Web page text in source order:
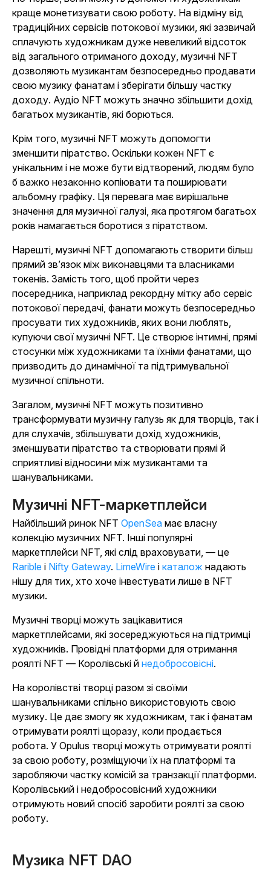
краще монетизувати свою роботу. На відміну від
традиційних сервісів потокової музики, які зазвичай
сплачують художникам дуже невеликий відсоток
від загального отриманого доходу, музичні NFT
дозволяють музикантам безпосередньо продавати
свою музику фанатам і зберігати більшу частку
доходу. Аудіо NFT можуть значно збільшити дохід
багатьох музикантів, які борються.
Крім того, музичні NFT можуть допомогти
зменшити піратство. Оскільки кожен NFT є
унікальним і не може бути відтворений, людям було
б важко незаконно копіювати та поширювати
альбомну графіку. Ця перевага має вирішальне
значення для музичної галузі, яка протягом багатьох
років намагається боротися з піратством.
Нарешті, музичні NFT допомагають створити більш
прямий зв’язок між виконавцями та власниками
токенів. Замість того, щоб пройти через
посередника, наприклад рекордну мітку або сервіс
потокової передачі, фанати можуть безпосередньо
просувати тих художників, яких вони люблять,
купуючи свої музичні NFT. Це створює інтимні, прямі
стосунки між художниками та їхніми фанатами, що
призводить до динамічної та підтримувальної
музичної спільноти.
Загалом, музичні NFT можуть позитивно
трансформувати музичну галузь як для творців, так і
для слухачів, збільшувати дохід художників,
зменшувати піратство та створювати прямі й
сприятливі відносини між музикантами та
шанувальниками.
Музичні NFT-маркетплейси
Найбільший ринок NFT OpenSea має власну
колекцію музичних NFT. Інші популярні
маркетплейси NFT, які слід враховувати, — це
Rarible і Nifty Gateway. LimeWire і каталож надають
нішу для тих, хто хоче інвестувати лише в NFT
музики.
Музичні творці можуть зацікавитися
маркетплейсами, які зосереджуються на підтримці
художників. Провідні платформи для отримання
роялті NFT — Королівські й недобросовісні.
На королівстві творці разом зі своїми
шанувальниками спільно використовують свою
музику. Це дає змогу як художникам, так і фанатам
отримувати роялті щоразу, коли продається
робота. У Opulus творці можуть отримувати роялті
за свою роботу, розміщуючи їх на платформі та
заробляючи частку комісій за транзакції платформи.
Королівський і недобросовісний художники
отримують новий спосіб заробити роялті за свою
роботу.
Музика NFT DAO